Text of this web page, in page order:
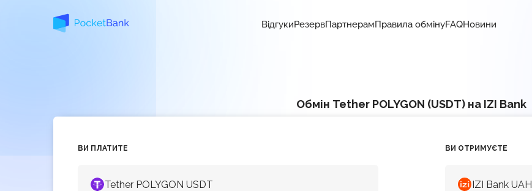
ВідгукиРезервПартнерамПравила обмінуFAQНовини
Обмін Tether POLYGON (USDT) на IZI Bank
ВИ ПЛАТИТЕ
Tether POLYGON USDT
ВИ ОТРИМУЄТЕ
IZI Bank UAH